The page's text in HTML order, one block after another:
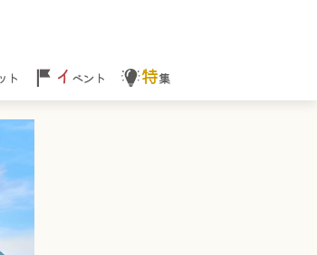
ト イ ベント 特集